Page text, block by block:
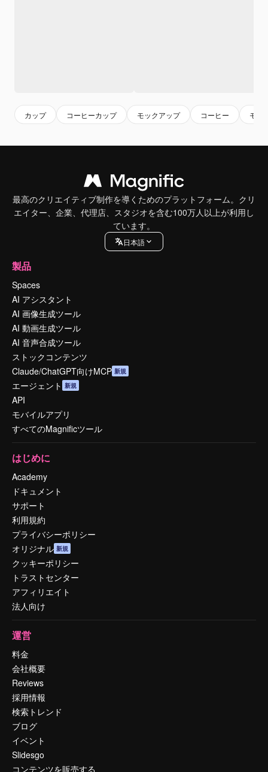
カップ コーヒーカップ モックアップ コーヒー モッ
最高のクリエイティブ制作を導くためのプラットフォーム。クリ
エイター、企業、代理店、スタジオを含む100万人以上が利用し
ています。
日本語
製品
Spaces
AI アシスタント
AI 画像生成ツール
AI 動画生成ツール
AI 音声合成ツール
ストックコンテンツ
Claude/ChatGPT向けMCP 新規
エージェント 新規
API
モバイルアプリ
すべてのMagnificツール
はじめに
Academy
ドキュメント
サポート
利用規約
プライバシーポリシー
オリジナル 新規
クッキーポリシー
トラストセンター
アフィリエイト
法人向け
運営
料金
会社概要
Reviews
採用情報
検索トレンド
ブログ
イベント
Slidesgo
コンテンツを販売する